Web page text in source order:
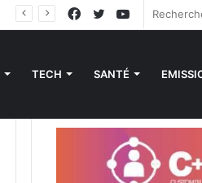
YouTube
Twitter
Facebook
TECH SANTÉ